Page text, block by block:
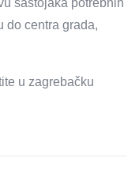
sastojaka potrebnih
do centra grada,
u zagrebačku